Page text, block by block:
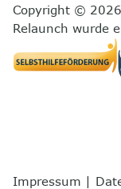
Copyright ©
Relaunch wurde
Impressum |